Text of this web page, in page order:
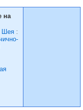
на
Шея :